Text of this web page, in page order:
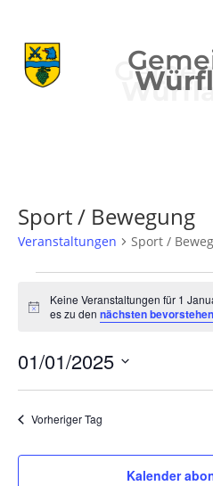
Sport / Bewegung
Veranstaltungen Sport /
Veranstaltungen
für
Januar
2025
Hinweis
Keine Veranstaltungen für 1
es zu den nächsten
01/01/2025
Vorheriger Tag
Kalender